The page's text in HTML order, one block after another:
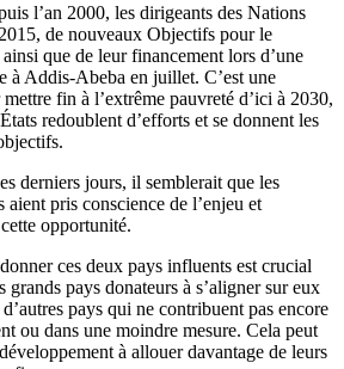
l’an 2000, les dirigeants des Nations
de nouveaux Objectifs pour le
que de leur financement lors d’une
à Addis-Abeba en juillet. C’est une
fin à l’extrême pauvreté d’ici à 2030,
redoublent d’efforts et se donnent les
derniers jours, il semblerait que les
pris conscience de l’enjeu et
opportunité.
ces deux pays influents est crucial
grands pays donateurs à s’aligner sur eux
pays qui ne contribuent pas encore
ou dans une moindre mesure. Cela peut
à allouer davantage de leurs